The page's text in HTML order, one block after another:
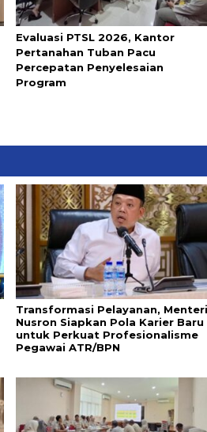
Evaluasi PTSL 2026, Kantor
Pertanahan Tuban Pacu
Percepatan Penyelesaian
Program
Transformasi Pelayanan, Menteri
Nusron Siapkan Pola Karier Baru
untuk Perkuat Profesionalisme
Pegawai ATR/BPN